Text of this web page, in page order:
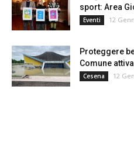
sport: Area
Eventi 12
Proteggere
Comune
Cesena 12